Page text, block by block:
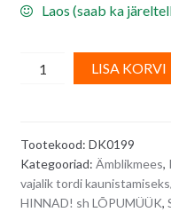
Laos (saab ka
Söödav
vahvlipilt
SPIDERMAN,
ümmargune,
20
LISA KORVI
Tootekood: DK0199
Kategooriad: Ämblikmees,
vajalik tordi
HINNAD! sh LÕPUMÜÜK,